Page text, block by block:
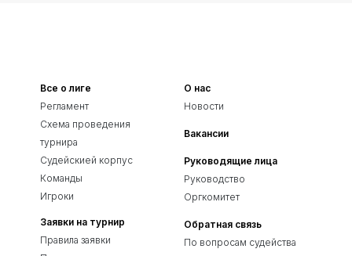
Все о лиге
Регламент
Схема проведения
турнира
Судейскией корпус
Команды
Игроки
Заявки на турнир
Правила заявки
О нас
Новости
Вакансии
Руководящие лица
Руководство
Оргкомитет
Обратная связь
По вопросам судейства